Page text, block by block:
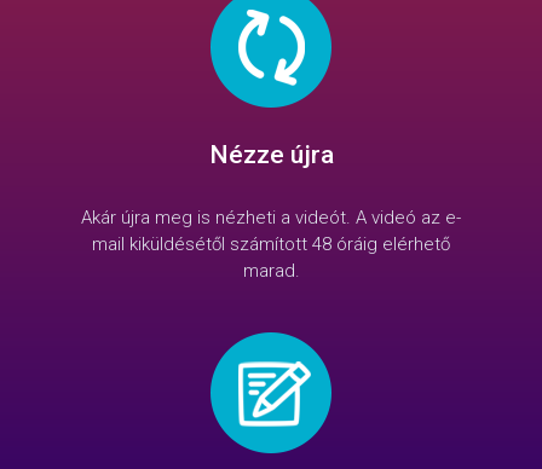
Nézze újra
Akár újra meg is nézheti a videót. A videó az e-
mail kiküldésétől számított 48 óráig elérhető
marad.